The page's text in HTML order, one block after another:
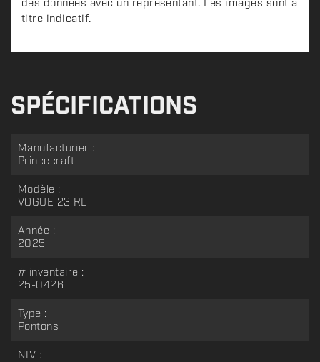
des données avec un représentant. Les images sont à
titre indicatif.
SPÉCIFICATIONS
Manufacturier :
Princecraft
Modèle :
VOGUE 23 RL
Année :
2025
# inventaire :
25-0426
Type :
Pontons
NIV :